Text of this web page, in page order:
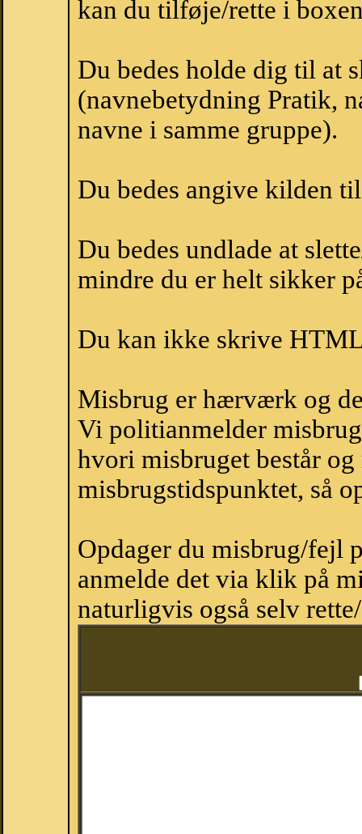
kan du tilføje/rette i
Du bedes holde dig til at
(navnebetydning Pratik,
navne i samme gruppe).
Du bedes angive kilden
Du bedes undlade at
mindre du er helt sikker
Du kan ikke skrive
Misbrug er hærværk og
Vi politianmelder
hvori misbruget består
misbrugstidspunktet, så
Opdager du misbrug/fejl
anmelde det via klik på
naturligvis også selv